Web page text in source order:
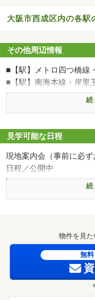
南海本線・岸里玉出駅まで
大阪市西成区内の各駅
その他周辺情報
■【駅】メトロ四つ橋線
■【駅】南海本線・岸里
■【スーパー】OK（約
■【コンビニ】セブンイ
■【小学校】千本小学校
続
見学可能な日程
現地案内会（事前に必ず
日程／公開中
時間／10:30～20:00
モデルハウス内覧（事
物件は気になるけど、
いませんか？
-----------------------
・家を買うかどうかま
いいの…？
・予算やエリアもハッ
続
物件を見
無